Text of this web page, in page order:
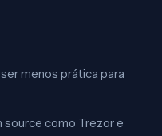
menos prática para
como Trezor e